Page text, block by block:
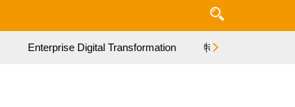
Enterprise Digital Transformation 特集